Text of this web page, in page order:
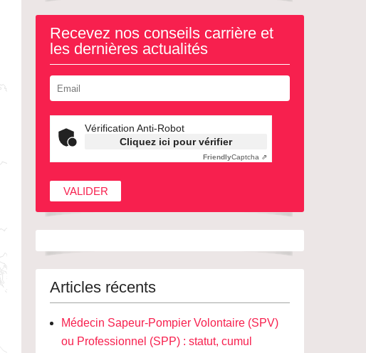
Recevez nos conseils carrière et
les dernières actualités
Vérification Anti-Robot
Cliquez ici pour vérifier
FriendlyCaptcha ⇗
Articles récents
Médecin Sapeur-Pompier Volontaire (SPV)
ou Professionnel (SPP) : statut, cumul